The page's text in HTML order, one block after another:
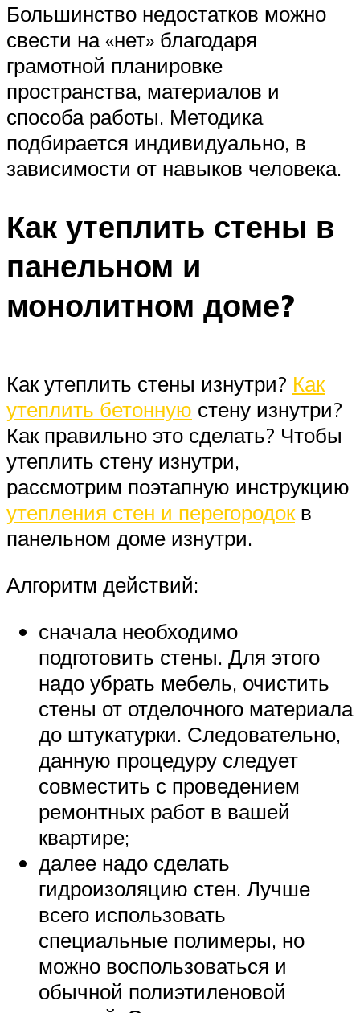
Большинство недостатков можно
свести на «нет» благодаря
грамотной планировке
пространства, материалов и
способа работы. Методика
подбирается индивидуально, в
зависимости от навыков человека.
Как утеплить стены в
панельном и
монолитном доме?
Как утеплить стены изнутри? Как
утеплить бетонную стену изнутри?
Как правильно это сделать? Чтобы
утеплить стену изнутри,
рассмотрим поэтапную инструкцию
утепления стен и перегородокв
панельном доме изнутри.
Алгоритм действий:
сначала необходимо
подготовить стены. Для этого
надо убрать мебель, очистить
стены от отделочного материала
до штукатурки. Следовательно,
данную процедуру следует
совместить с проведением
ремонтных работ в вашей
квартире;
далее надо сделать
гидроизоляцию стен. Лучше
всего использовать
специальные полимеры, но
можно воспользоваться и
обычной полиэтиленовой